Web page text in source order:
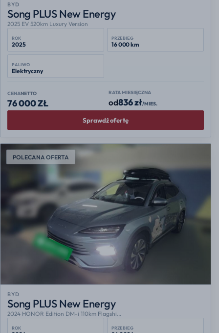
BYD
Song PLUS New Energy
2025 EV 520km Luxury Version
ROK
2025
PRZEBIEG
16 000 km
PALIWO
Elektryczny
CENANETTO
76 000 ZŁ
RATA MIESIĘCZNA
od836 zł/MIES.
Sprawdź ofertę
POLECANA OFERTA
BYD
Song PLUS New Energy
2024 HONOR Edition DM-i 110km Flagshi...
ROK PRZEBIEG